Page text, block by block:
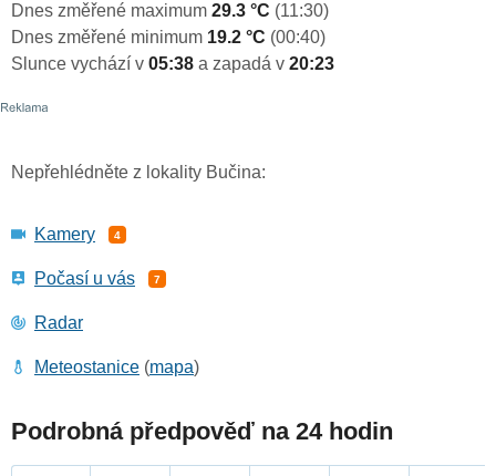
Dnes změřené maximum 29.3 °C (11:30)
Dnes změřené minimum 19.2 °C (00:40)
Slunce vychází v 05:38 a zapadá v 20:23
Nepřehlédněte z lokality Bučina:
Kamery 4
Počasí u vás 7
Radar
Meteostanice (mapa)
Podrobná předpověď na 24 hodin